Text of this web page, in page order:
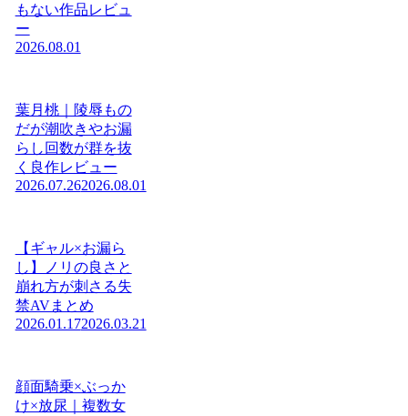
もない作品レビュ
ー
2026.08.01
葉月桃｜陵辱もの
だが潮吹きやお漏
らし回数が群を抜
く良作レビュー
2026.07.262026.08.01
【ギャル×お漏ら
し】ノリの良さと
崩れ方が刺さる失
禁AVまとめ
2026.01.172026.03.21
顔面騎乗×ぶっか
け×放尿｜複数女